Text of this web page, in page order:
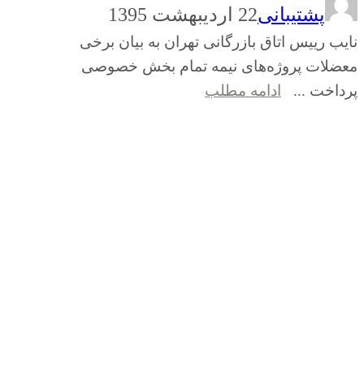
پشتیبانی22 اردیبهشت 1395
نایب رییس اتاق بازرگانی تهران به بیان برخی
معضلات پروژه‌های نیمه تمام بخش خصوصی
پرداخت ...
ادامه مطلب